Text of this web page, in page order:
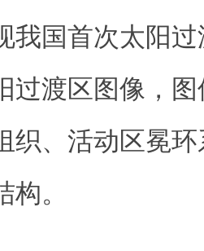
我国首次太阳
过渡区图像，
织、活动区冕
。